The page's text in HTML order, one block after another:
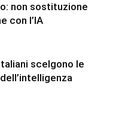
non sostituzione
con l’IA
scelgono le